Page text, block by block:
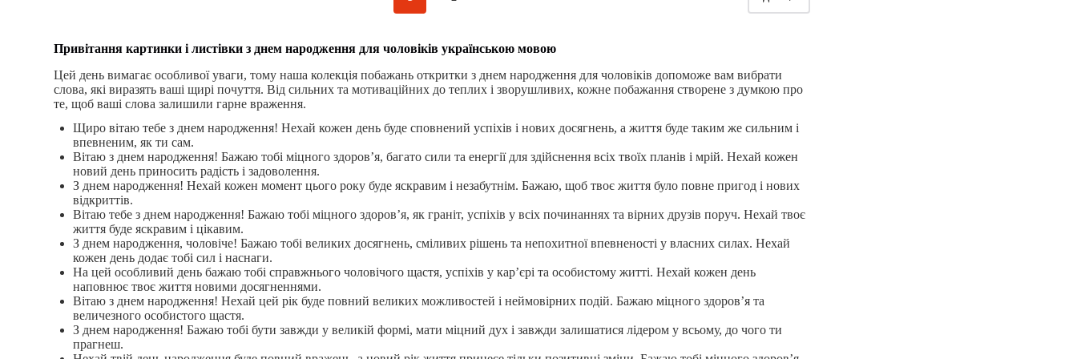
Привітання картинки і листівки з днем народження для чоловіків українською мовою
Цей день вимагає особливої уваги, тому наша колекція побажань откритки з днем народження для чоловіків допоможе вам вибрати
слова, які виразять ваші щирі почуття. Від сильних та мотиваційних до теплих і зворушливих, кожне побажання створене з думкою про
те, щоб ваші слова залишили гарне враження.
Щиро вітаю тебе з днем народження! Нехай кожен день буде сповнений успіхів і нових досягнень, а життя буде таким же сильним і
впевненим, як ти сам.
Вітаю з днем народження! Бажаю тобі міцного здоров’я, багато сили та енергії для здійснення всіх твоїх планів і мрій. Нехай кожен
новий день приносить радість і задоволення.
З днем народження! Нехай кожен момент цього року буде яскравим і незабутнім. Бажаю, щоб твоє життя було повне пригод і нових
відкриттів.
Вітаю тебе з днем народження! Бажаю тобі міцного здоров’я, як граніт, успіхів у всіх починаннях та вірних друзів поруч. Нехай твоє
життя буде яскравим і цікавим.
З днем народження, чоловіче! Бажаю тобі великих досягнень, сміливих рішень та непохитної впевненості у власних силах. Нехай
кожен день додає тобі сил і наснаги.
На цей особливий день бажаю тобі справжнього чоловічого щастя, успіхів у кар’єрі та особистому житті. Нехай кожен день
наповнює твоє життя новими досягненнями.
Вітаю з днем народження! Нехай цей рік буде повний великих можливостей і неймовірних подій. Бажаю міцного здоров’я та
величезного особистого щастя.
З днем народження! Бажаю тобі бути завжди у великій формі, мати міцний дух і завжди залишатися лідером у всьому, до чого ти
прагнеш.